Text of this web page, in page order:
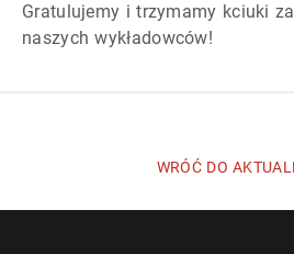
Gratulujemy i trzymamy kciuki
naszych wykładowców!
WRÓĆ DO